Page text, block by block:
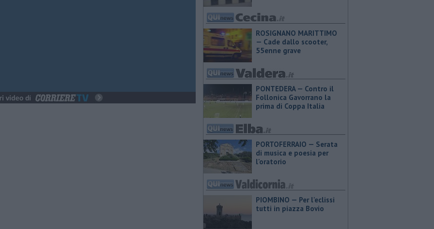
ROSIGNANO MARITTIMO
— Cade dallo scooter,
55enne grave
PONTEDERA — Contro il
Follonica Gavorrano la
prima di Coppa Italia
PORTOFERRAIO — Serata
di musica e poesia per
l'oratorio
PIOMBINO — Per l'eclissi
tutti in piazza Bovio